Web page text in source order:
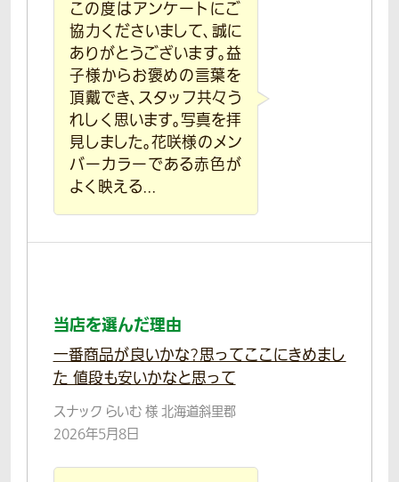
この度はアンケートにご
協力くださいまして、誠に
ありがとうございます。益
子様からお褒めの言葉を
頂戴でき、スタッフ共々う
れしく思います。写真を拝
見しました。花咲様のメン
バーカラーである赤色が
よく映える...
当店を選んだ理由
一番商品が良いかな?思ってここにきめまし
た 値段も安いかなと思って
スナック らいむ 様 北海道斜里郡
2026年5月8日